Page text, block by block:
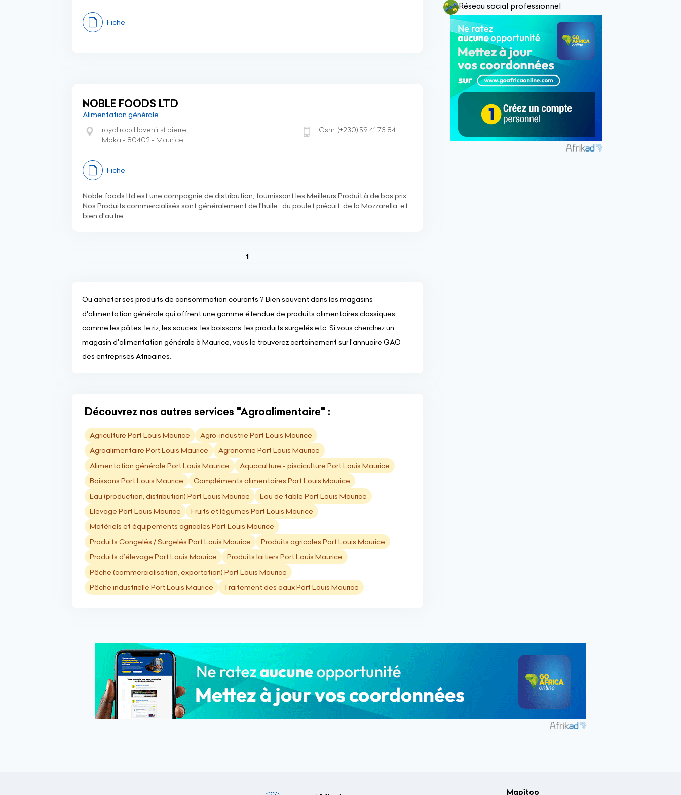
Fiche
NOBLE FOODS LTD
Alimentation générale
royal road lavenir st pierre
Moka - 80402 - Maurice
Gsm:(+230) 59 41 73 84
Fiche
Noble foods ltd est une compagnie de distribution, fournissant les Meilleurs Produit à de bas prix.
Nos Produits commercialisés sont généralement de l'huile , du poulet précuit. de la Mozzarella, et
bien d'autre.
1(current)
Ou acheter ses produits de consommation courants ? Bien souvent dans les magasins
d'alimentation générale qui offrent une gamme étendue de produits alimentaires classiques
comme les pâtes, le riz, les sauces, les boissons, les produits surgelés etc. Si vous cherchez un
magasin d'alimentation générale à Maurice, vous le trouverez certainement sur l'annuaire GAO
des entreprises Africaines.
Découvrez nos autres services "Agroalimentaire" :
Agriculture Port Louis Maurice
Agro-industrie Port Louis Maurice
Agroalimentaire Port Louis Maurice
Agronomie Port Louis Maurice
Alimentation générale Port Louis Maurice
Aquaculture - pisciculture Port Louis Maurice
Boissons Port Louis Maurice
Compléments alimentaires Port Louis Maurice
Eau (production, distribution) Port Louis Maurice
Eau de table Port Louis Maurice
Elevage Port Louis Maurice
Fruits et légumes Port Louis Maurice
Matériels et équipements agricoles Port Louis Maurice
Produits Congelés / Surgelés Port Louis Maurice
Produits agricoles Port Louis Maurice
Produits d’élevage Port Louis Maurice
Produits laitiers Port Louis Maurice
Pêche (commercialisation, exportation) Port Louis Maurice
Pêche industrielle Port Louis Maurice
Traitement des eaux Port Louis Maurice
Réseau social professionnel
Mapitoo